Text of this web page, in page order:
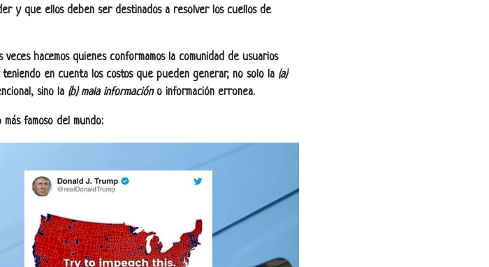
y que ellos deben ser destinados a resolver los cuellos de
hacemos quienes conformamos la comunidad de usuarios
en cuenta los costos que pueden generar, no solo la (a)
sino la (b) mala informacióno información erronea.
famoso del mundo: